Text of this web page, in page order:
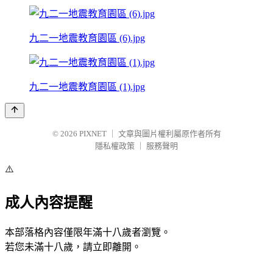
九二一地震教育園區 (6).jpg
九二一地震教育園區 (1).jpg
© 2026 PIXNET
文章與圖片權利屬原作者所有
隱私權政策
服務聲明
⚠️
成人內容提醒
本部落格內容僅限年滿十八歲者瀏覽。
若您未滿十八歲，請立即離開。